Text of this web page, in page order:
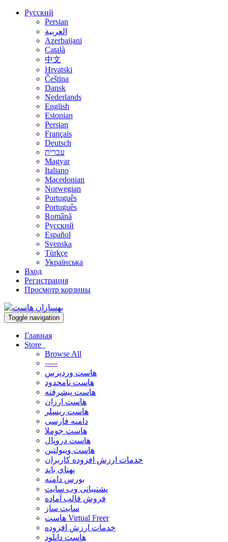
Русский
Persian
العربية
Azerbaijani
Català
中文
Hrvatski
Čeština
Dansk
Nederlands
English
Estonian
Persian
Français
Deutsch
עברית
Magyar
Italiano
Macedonian
Norwegian
Português
Português
Română
Русский
Español
Svenska
Türkçe
Українська
Вход
Регистрация
Просмотр корзины
Toggle navigation
Главная
Store
Browse All
-----
هاست وردپرس
هاست نامحدود
هاست پیشرفته
هاست ارزان
هاست ریسلر
دامنه فارسی
هاست جوملا
هاست دروپال
هاست ویبولتین
خدمات ارزش افزوده کاربران
پهنای باند
بورس دامنه
پشتیبانی وب سایت
فروش قالب آماده
سایت ساز
هاست Virtual Freer
خدمات ارزش افزوده
هاست دانلود